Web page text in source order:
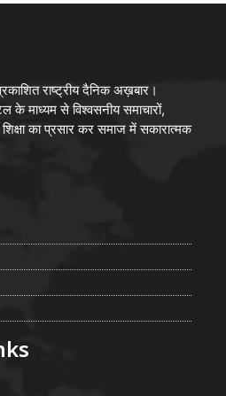
राष्ट्रीय दैनिक अख़बार।
के माध्यम से विश्वसनीय समाचारों,
का प्रसार कर समाज में सकारात्मक